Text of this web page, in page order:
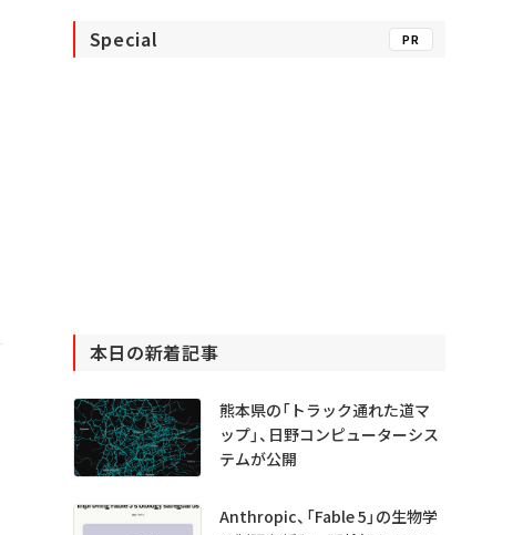
Special PR
本日の新着記事
熊本県の「トラック通れた道マ
ップ」、日野コンピューターシス
テムが公開
Anthropic、「Fable 5」の生物学